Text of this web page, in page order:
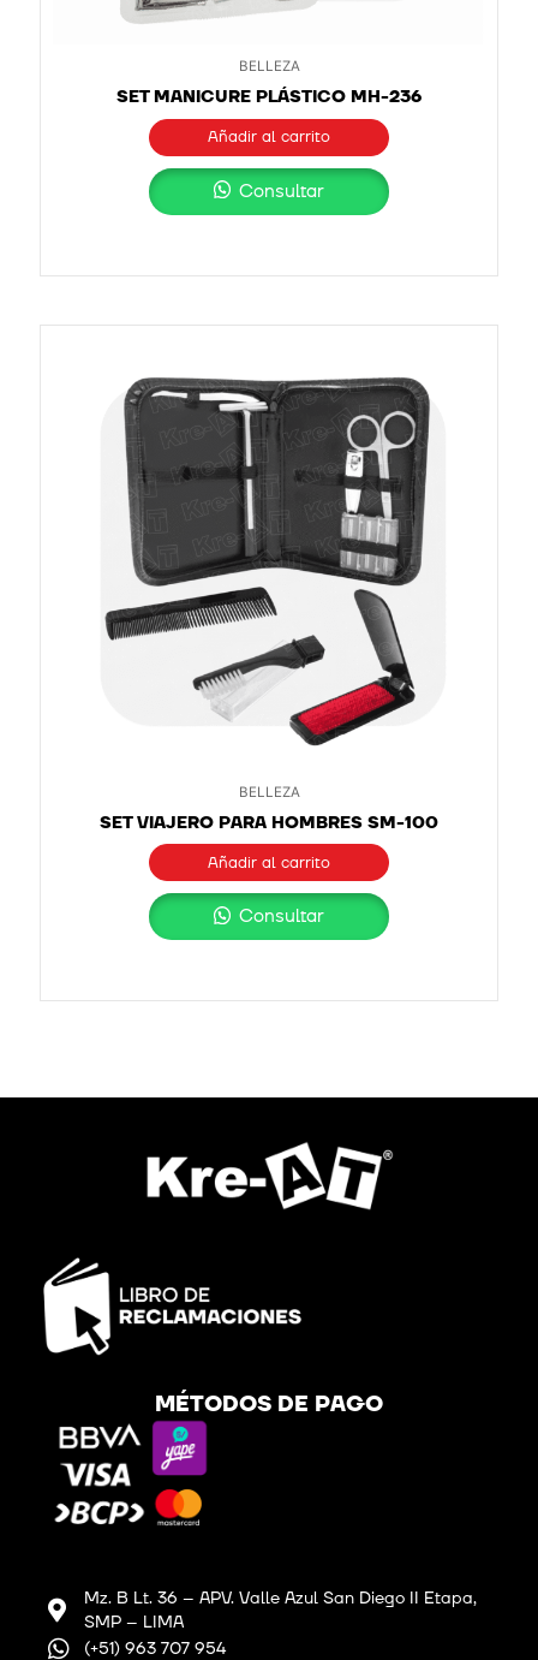
BELLEZA
SET MANICURE PLÁSTICO MH-236
Añadir al carrito
Consultar
BELLEZA
SET VIAJERO PARA HOMBRES SM-100
Añadir al carrito
Consultar
MÉTODOS DE PAGO
Mz. B Lt. 36 – APV. Valle Azul San Diego II Etapa,
SMP – LIMA
(+51) 963 707 954